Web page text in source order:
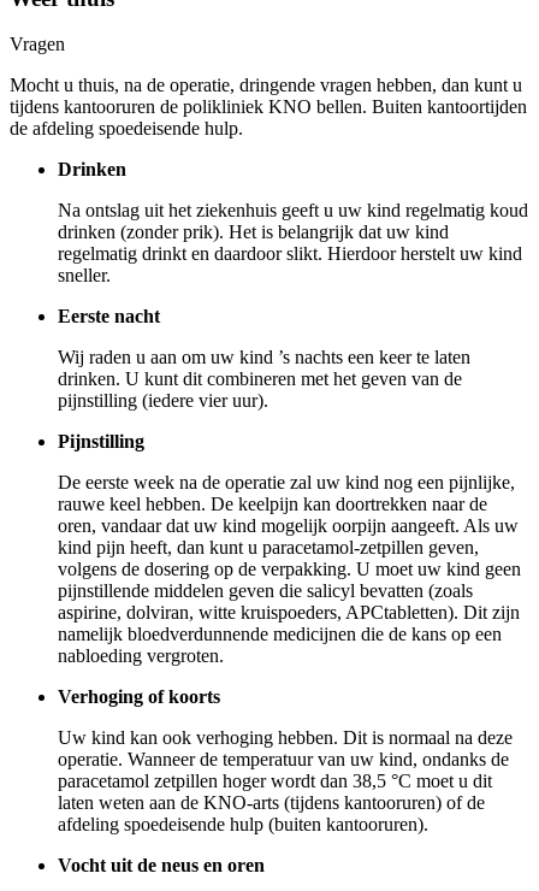
Vragen
Mocht u thuis, na de operatie, dringende vragen hebben, dan kunt u
tijdens kantooruren de polikliniek KNO bellen. Buiten kantoortijden
de afdeling spoedeisende hulp.
Drinken
Na ontslag uit het ziekenhuis geeft u uw kind regelmatig koud
drinken (zonder prik). Het is belangrijk dat uw kind
regelmatig drinkt en daardoor slikt. Hierdoor herstelt uw kind
sneller.
Eerste nacht
Wij raden u aan om uw kind ’s nachts een keer te laten
drinken. U kunt dit combineren met het geven van de
pijnstilling (iedere vier uur).
Pijnstilling
De eerste week na de operatie zal uw kind nog een pijnlijke,
rauwe keel hebben. De keelpijn kan doortrekken naar de
oren, vandaar dat uw kind mogelijk oorpijn aangeeft. Als uw
kind pijn heeft, dan kunt u paracetamol-zetpillen geven,
volgens de dosering op de verpakking. U moet uw kind geen
pijnstillende middelen geven die salicyl bevatten (zoals
aspirine, dolviran, witte kruispoeders, APCtabletten). Dit zijn
namelijk bloedverdunnende medicijnen die de kans op een
nabloeding vergroten.
Verhoging of koorts
Uw kind kan ook verhoging hebben. Dit is normaal na deze
operatie. Wanneer de temperatuur van uw kind, ondanks de
paracetamol zetpillen hoger wordt dan 38,5 °C moet u dit
laten weten aan de KNO-arts (tijdens kantooruren) of de
afdeling spoedeisende hulp (buiten kantooruren).
Vocht uit de neus en oren